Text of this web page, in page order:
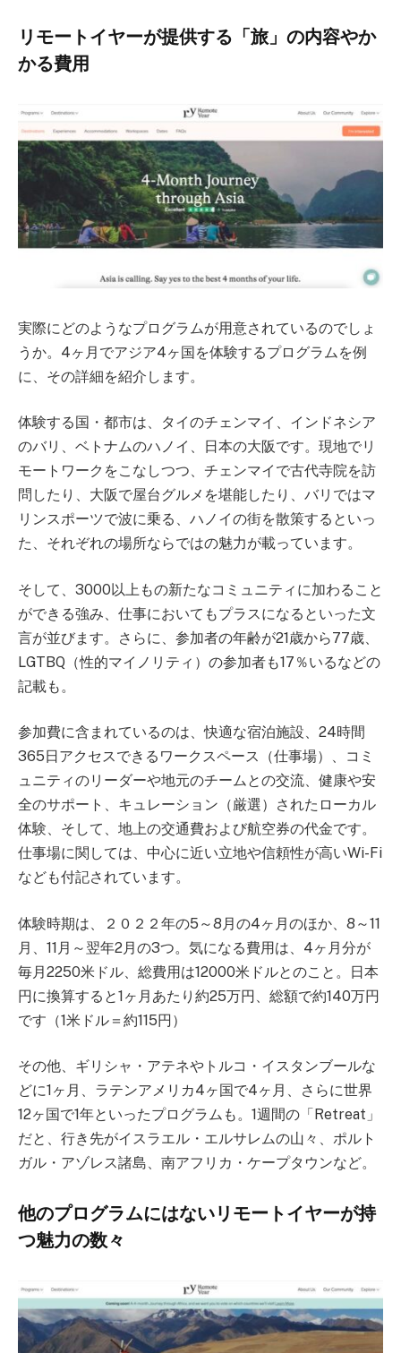
リモートイヤーが提供する「旅」の内容やか
かる費用
実際にどのようなプログラムが用意されているのでしょ
うか。4ヶ月でアジア4ヶ国を体験するプログラムを例
に、その詳細を紹介します。
体験する国・都市は、タイのチェンマイ、インドネシア
のバリ、ベトナムのハノイ、日本の大阪です。現地でリ
モートワークをこなしつつ、チェンマイで古代寺院を訪
問したり、大阪で屋台グルメを堪能したり、バリではマ
リンスポーツで波に乗る、ハノイの街を散策するといっ
た、それぞれの場所ならではの魅力が載っています。
そして、3000以上もの新たなコミュニティに加わること
ができる強み、仕事においてもプラスになるといった文
言が並びます。さらに、参加者の年齢が21歳から77歳、
LGTBQ（性的マイノリティ）の参加者も17％いるなどの
記載も。
参加費に含まれているのは、快適な宿泊施設、24時間
365日アクセスできるワークスペース（仕事場）、コミ
ュニティのリーダーや地元のチームとの交流、健康や安
全のサポート、キュレーション（厳選）されたローカル
体験、そして、地上の交通費および航空券の代金です。
仕事場に関しては、中心に近い立地や信頼性が高いWi-Fi
なども付記されています。
体験時期は、２０２２年の5～8月の4ヶ月のほか、8～11
月、11月～翌年2月の3つ。気になる費用は、4ヶ月分が
毎月2250米ドル、総費用は12000米ドルとのこと。日本
円に換算すると1ヶ月あたり約25万円、総額で約140万円
です（1米ドル＝約115円）
その他、ギリシャ・アテネやトルコ・イスタンブールな
どに1ヶ月、ラテンアメリカ4ヶ国で4ヶ月、さらに世界
12ヶ国で1年といったプログラムも。1週間の「Retreat」
だと、行き先がイスラエル・エルサレムの山々、ポルト
ガル・アゾレス諸島、南アフリカ・ケープタウンなど。
他のプログラムにはないリモートイヤーが持
つ魅力の数々